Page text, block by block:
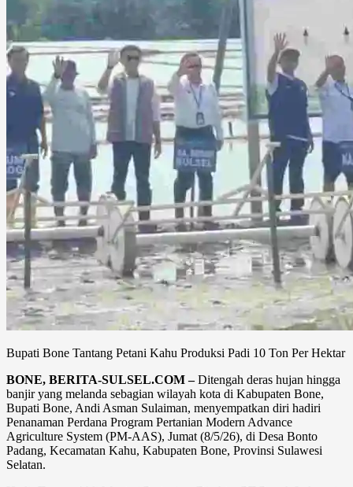
Bupati Bone Tantang Petani Kahu Produksi Padi 10 Ton Per Hektar
BONE, BERITA-SULSEL.COM –Ditengah deras hujan hingga
banjir yang melanda sebagian wilayah kota di Kabupaten Bone,
Bupati Bone, Andi Asman Sulaiman, menyempatkan diri hadiri
Penanaman Perdana Program Pertanian Modern Advance
Agriculture System (PM-AAS), Jumat (8/5/26), di Desa Bonto
Padang, Kecamatan Kahu, Kabupaten Bone, Provinsi Sulawesi
Selatan.